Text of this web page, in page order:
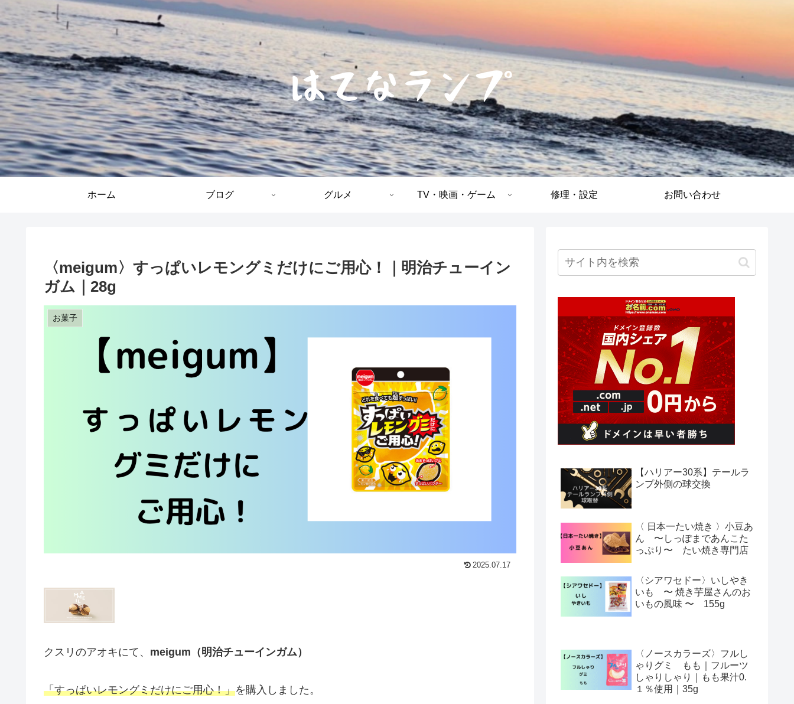
ホーム ブログ グルメ TV・映画・ゲーム 修理・設定 お問い合わせ
〈meigum〉すっぱいレモングミだけにご用心！｜明治チューイン
ガム｜28g
お菓子
2025.07.17
クスリのアオキにて、 meigum（明治チューインガム）
「すっぱいレモングミだけにご用心！」を購入しました。
【ハリアー30系】テールラ
ンプ外側の球交換
〈 日本一たい焼き 〉小豆あ
ん 〜しっぽまであんこた
っぷり〜 たい焼き専門店
〈シアワセドー〉いしやき
いも 〜 焼き芋屋さんのお
いもの風味 〜 155g
〈ノースカラーズ〉フルし
ゃりグミ もも｜フルーツ
しゃりしゃり｜もも果汁0.
１％使用｜35g